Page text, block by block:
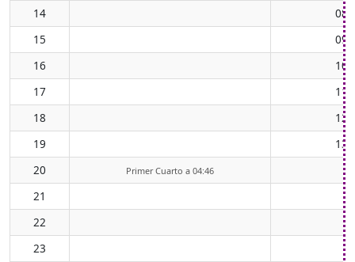
14
15
16
17
18
19
20
Primer Cuarto a 04:46
21
22
23